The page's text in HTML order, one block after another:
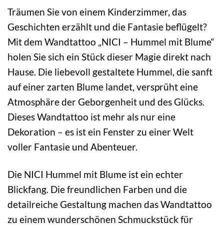
Träumen Sie von einem Kinderzimmer, das
Geschichten erzählt und die Fantasie beflügelt?
Mit dem Wandtattoo „NICI – Hummel mit Blume“
holen Sie sich ein Stück dieser Magie direkt nach
Hause. Die liebevoll gestaltete Hummel, die sanft
auf einer zarten Blume landet, versprüht eine
Atmosphäre der Geborgenheit und des Glücks.
Dieses Wandtattoo ist mehr als nur eine
Dekoration – es ist ein Fenster zu einer Welt
voller Fantasie und Abenteuer.
Die NICI Hummel mit Blume ist ein echter
Blickfang. Die freundlichen Farben und die
detailreiche Gestaltung machen das Wandtattoo
zu einem wunderschönen Schmuckstück für